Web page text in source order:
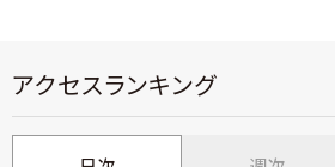
アクセスランキング